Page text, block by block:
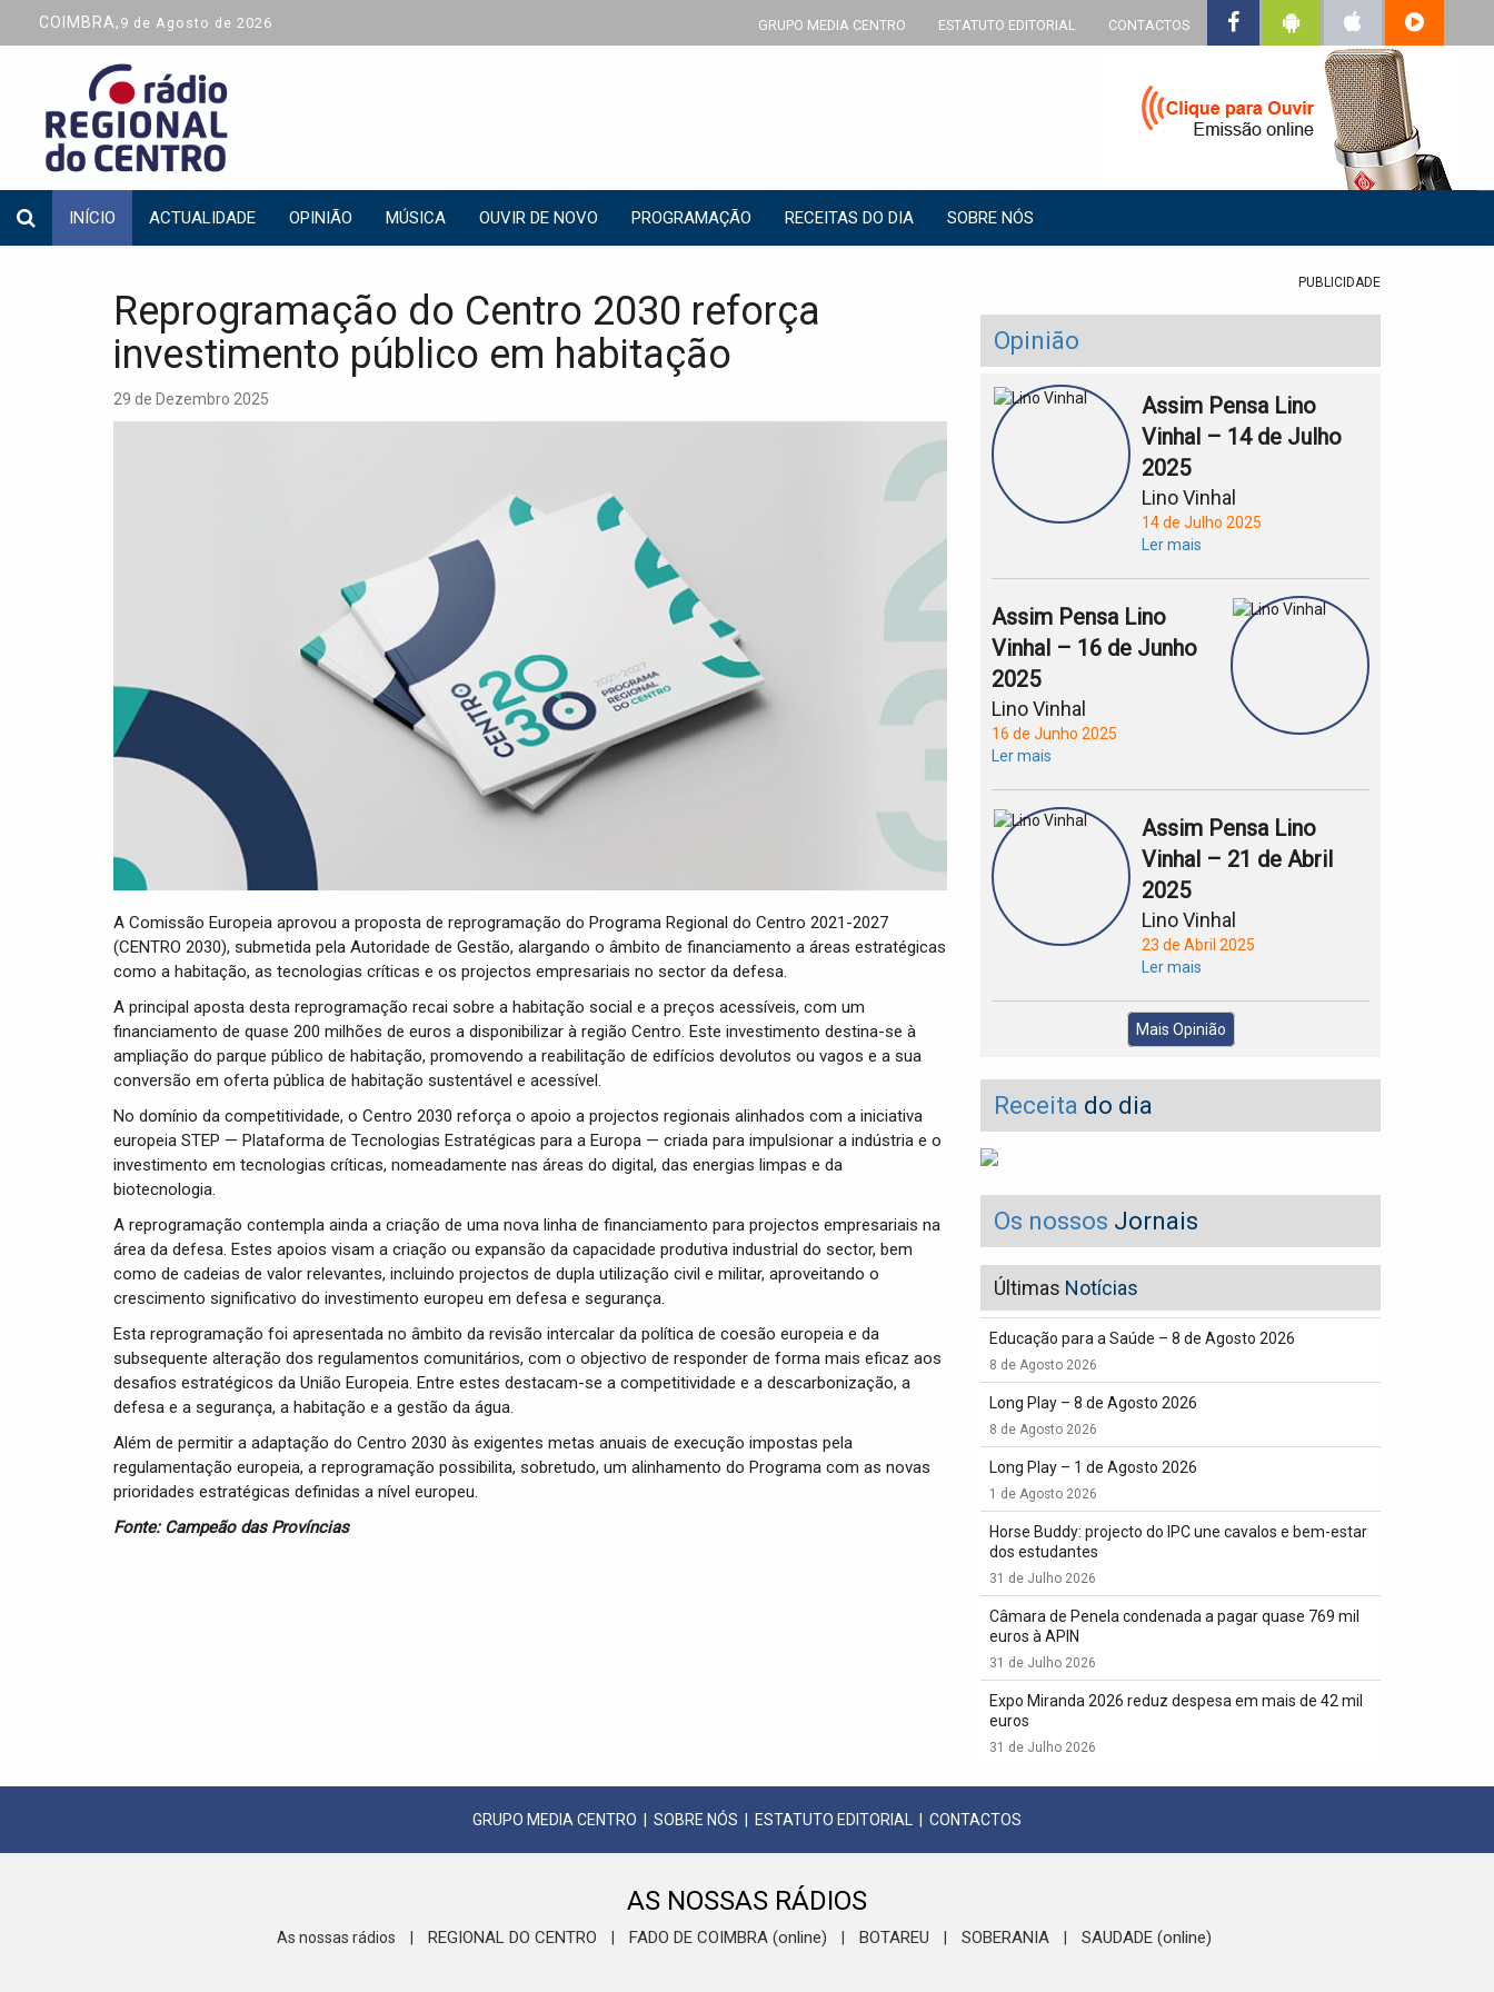
COIMBRA, 9 de Agosto de 2026 GRUPO MEDIA CENTRO ESTATUTO EDITORIAL CONTACTOS
INÍCIO ACTUALIDADE OPINIÃO MÚSICA OUVIR DE NOVO PROGRAMAÇÃO RECEITAS DO DIA SOBRE NÓS
Reprogramação do Centro 2030 reforça
investimento público em habitação
29 de Dezembro 2025
A Comissão Europeia aprovou a proposta de reprogramação do Programa Regional do Centro 2021-2027
(CENTRO 2030), submetida pela Autoridade de Gestão, alargando o âmbito de financiamento a áreas estratégicas
como a habitação, as tecnologias críticas e os projectos empresariais no sector da defesa.
A principal aposta desta reprogramação recai sobre a habitação social e a preços acessíveis, com um
financiamento de quase 200 milhões de euros a disponibilizar à região Centro. Este investimento destina-se à
ampliação do parque público de habitação, promovendo a reabilitação de edifícios devolutos ou vagos e a sua
conversão em oferta pública de habitação sustentável e acessível.
No domínio da competitividade, o Centro 2030 reforça o apoio a projectos regionais alinhados com a iniciativa
europeia STEP — Plataforma de Tecnologias Estratégicas para a Europa — criada para impulsionar a indústria e o
investimento em tecnologias críticas, nomeadamente nas áreas do digital, das energias limpas e da
biotecnologia.
A reprogramação contempla ainda a criação de uma nova linha de financiamento para projectos empresariais na
área da defesa. Estes apoios visam a criação ou expansão da capacidade produtiva industrial do sector, bem
como de cadeias de valor relevantes, incluindo projectos de dupla utilização civil e militar, aproveitando o
crescimento significativo do investimento europeu em defesa e segurança.
Esta reprogramação foi apresentada no âmbito da revisão intercalar da política de coesão europeia e da
subsequente alteração dos regulamentos comunitários, com o objectivo de responder de forma mais eficaz aos
desafios estratégicos da União Europeia. Entre estes destacam-se a competitividade e a descarbonização, a
defesa e a segurança, a habitação e a gestão da água.
Além de permitir a adaptação do Centro 2030 às exigentes metas anuais de execução impostas pela
regulamentação europeia, a reprogramação possibilita, sobretudo, um alinhamento do Programa com as novas
prioridades estratégicas definidas a nível europeu.
Fonte: Campeão das Províncias
PUBLICIDADE
Opinião
Assim Pensa Lino
Vinhal – 14 de Julho
2025
Lino Vinhal
14 de Julho 2025
Ler mais
Assim Pensa Lino
Vinhal – 16 de Junho
2025
Lino Vinhal
16 de Junho 2025
Ler mais
Assim Pensa Lino
Vinhal – 21 de Abril
2025
Lino Vinhal
23 de Abril 2025
Ler mais
Mais Opinião
Receita do dia
Os nossos Jornais
Últimas Notícias
Educação para a Saúde – 8 de Agosto 2026
8 de Agosto 2026
Long Play – 8 de Agosto 2026
8 de Agosto 2026
Long Play – 1 de Agosto 2026
1 de Agosto 2026
Horse Buddy: projecto do IPC une cavalos e bem-estar
dos estudantes
31 de Julho 2026
Câmara de Penela condenada a pagar quase 769 mil
euros à APIN
31 de Julho 2026
Expo Miranda 2026 reduz despesa em mais de 42 mil
euros
31 de Julho 2026
GRUPO MEDIA CENTRO SOBRE NÓS ESTATUTO EDITORIAL CONTACTOS
AS NOSSAS RÁDIOS
As nossas rádios REGIONAL DO CENTRO FADO DE COIMBRA (online) BOTAREU SOBERANIA SAUDADE (online)